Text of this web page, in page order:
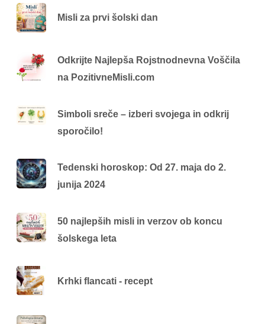
Misli za prvi šolski dan
Odkrijte Najlepša Rojstnodnevna Voščila
na PozitivneMisli.com
Simboli sreče – izberi svojega in odkrij
sporočilo!
Tedenski horoskop: Od 27. maja do 2.
junija 2024
50 najlepših misli in verzov ob koncu
šolskega leta
Krhki flancati - recept